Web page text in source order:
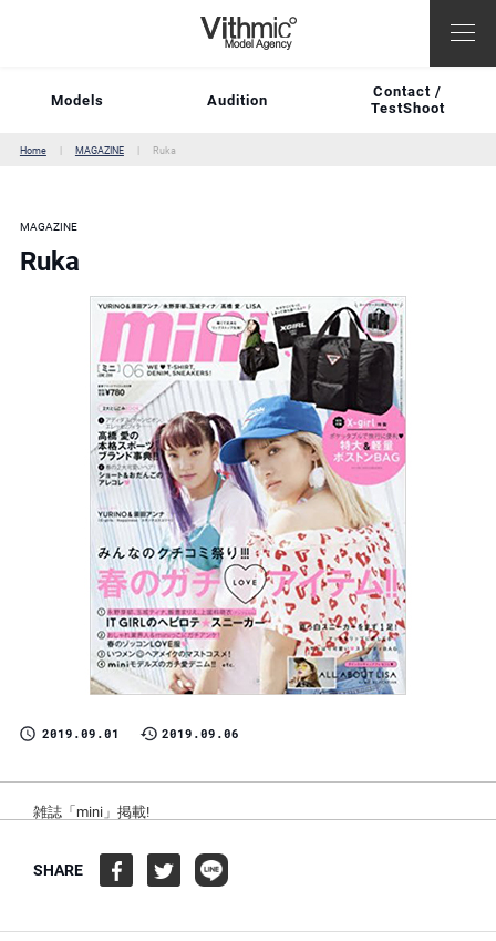
Models Audition
Contact /
TestShoot
Home MAGAZINE Ruka
MAGAZINE
Ruka
2019.09.01 2019.09.06
雑誌「mini」掲載!
SHARE